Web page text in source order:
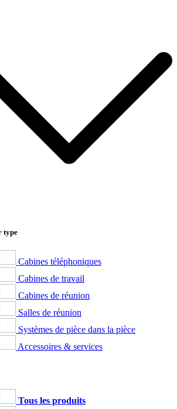
type
Cabines téléphoniques
Cabines de travail
Cabines de réunion
Salles de réunion
Systèmes de pièce dans la pièce
Accessoires & services
Tous les produits